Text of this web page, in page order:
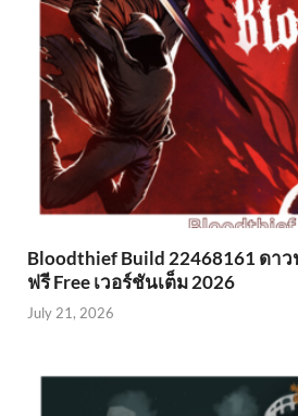
Bloodthief Build 22468161 ดา
ฟรี Free เวอร์ชันเต็ม 2026
July 21, 2026